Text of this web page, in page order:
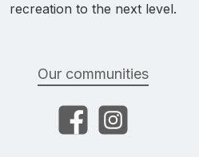
recreation to the next level.
Our communities
FacebookInstagram